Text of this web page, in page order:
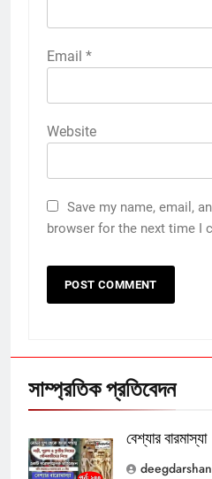
Email *
Website
Save my name, email,
browser for the next time I
সাম্প্রতিক প্রতিবেদন
বেশ্যার বারমাস্যা
deegdarshan